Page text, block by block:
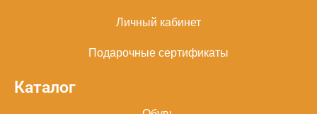
Личный кабинет
Подарочные сертификаты
Каталог